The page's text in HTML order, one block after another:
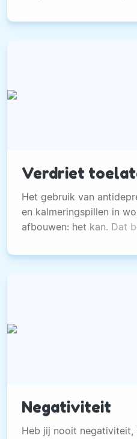
Verdriet
Het gebruik van
en kalmeringspillen in
afbouwen: het kan. Dat
woonzorgcentrum waar
Negativiteit
Heb jij nooit negativiteit,